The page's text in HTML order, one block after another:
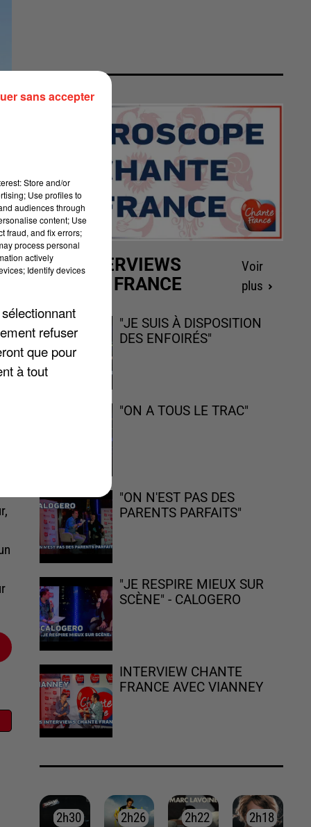
LES INTERVIEWS
CHANTE FRANCE
Voir
plus
"JE SUIS À DISPOSITION
DES ENFOIRÉS"
"ON A TOUS LE TRAC"
"ON N'EST PAS DES
PARENTS PARFAITS"
"JE RESPIRE MIEUX SUR
SCÈNE" - CALOGERO
INTERVIEW CHANTE
FRANCE AVEC VIANNEY
2h30
2h30 2h26
2h26 2h22
2h22 2h18
2h18
Store and/or
Use profiles to
audiences through
content; Use
fraud, and fix errors;
process personal
actively
Identify devices
refuser
que pour
à tout
sans accepter